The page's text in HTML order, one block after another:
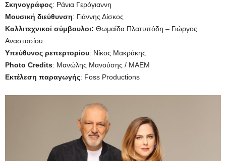
Σκηνογράφος: Ράνια Γερόγιαννη
Μουσική διεύθυνση: Γιάννης Δίσκος
Καλλιτεχνικοί σύμβουλοι: Θωμαΐδα Πλατυπόδη – Γιώργος
Αναστασίου
Υπεύθυνος ρεπερτορίου: Νίκος Μακράκης
Photo Credits: Μανώλης Μανούσης / ΜΑΕΜ
Εκτέλεση παραγωγής: Foss Productions